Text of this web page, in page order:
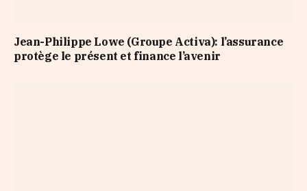
Jean-Philippe Lowe (Groupe Activa): l’assurance
protège le présent et finance l’avenir